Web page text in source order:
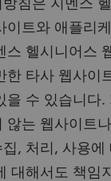
이트와 애플리
스 헬시니어스
한 타사 웹사이
을 수 있습니다.
않는 웹사이트
, 처리, 사용에
대해서도 책임